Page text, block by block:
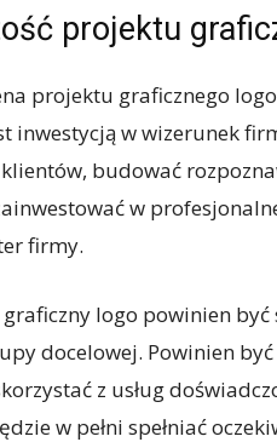
projektu
projektu graficznego
inwestycją w wizerunek
budować
w
firmy.
logo powinien
docelowej. Powinien
z usług
w pełni spełniać